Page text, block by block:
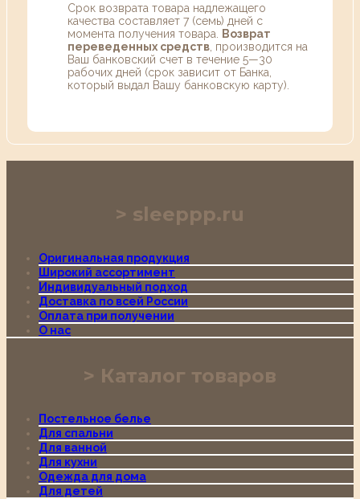
Срок возврата товара надлежащего
качества составляет 7 (семь) дней с
момента получения товара.
Возврат
переведенных средств , производится на
Ваш банковский счет в течение 5—30
рабочих дней (срок зависит от Банка,
который выдал Вашу банковскую карту).
sleeppp.ru
Оригинальная продукция
Широкий ассортимент
Индивидуальный подход
Доставка по всей России
Оплата при получении
О нас
Каталог товаров
Постельное белье
Для спальни
Для ванной
Для кухни
Одежда для дома
Для детей